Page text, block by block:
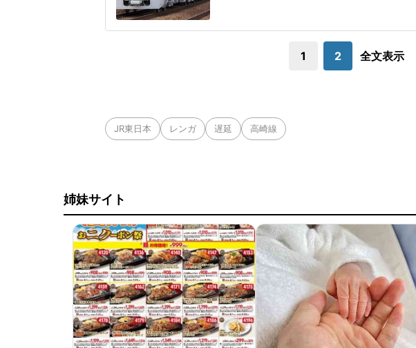
いる。駅のホームから、通常通り開いたド
ている。ドアが誤って開いてしまったとサ
た中年男性らは、その
1 2 全文表示
JR東日本 レンガ 遅延 高崎線
姉妹サイト